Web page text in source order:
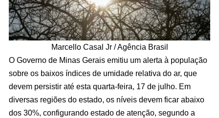
Marcello Casal Jr / Agência Brasil
O Governo de Minas Gerais emitiu um alerta à população
sobre os baixos índices de umidade relativa do ar, que
devem persistir até esta quarta-feira, 17 de julho. Em
diversas regiões do estado, os níveis devem ficar abaixo
dos 30%, configurando estado de atenção, segundo a